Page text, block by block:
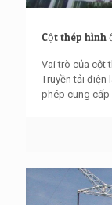
Cột thép hình
Vai trò của cột
Truyền tải điện
phép cung cấp